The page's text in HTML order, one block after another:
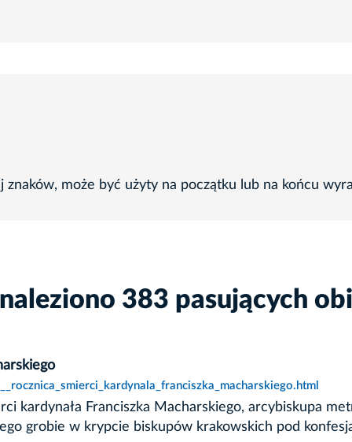
może być użyty na początku lub na końcu
383 pasujących
kardynała Franciszka Macharskiego, arcybiskupa
grobie w krypcie biskupów krakowskich pod